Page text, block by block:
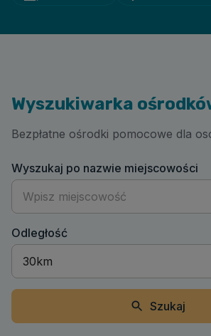
Wyszukiwarka
Bezpłatne ośrodki pomocowe dla
Wyszukaj po nazwie miejscowości
Odległość
Szukaj